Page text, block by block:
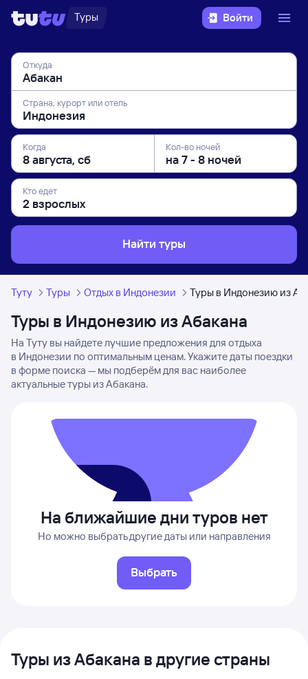
Туры Войти
Откуда
Страна, курорт или отель
Когда Кол-во ночей
Кто едет
Найти туры
Туту Туры Отдых в Индонезии Туры в Индонезию из
Туры в Индонезию из Абакана
На Туту вы найдете лучшие предложения для отдыха
в Индонезии по оптимальным ценам. Укажите даты поездки
в форме поиска — мы подберём для вас наиболее
актуальные туры из Абакана.
На ближайшие дни туров нет
Но можно выбрать другие даты или направления
Выбрать
Туры из Абакана в другие страны